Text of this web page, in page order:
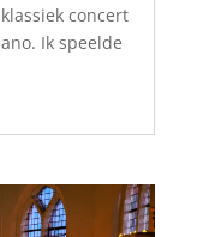
concert
Ik speelde